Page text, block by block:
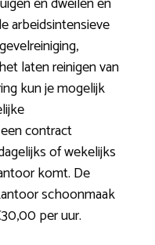
arbeidsintensieve
laten reinigen van
kun je mogelijk
contract
of wekelijks
komt. De
schoonmaak
per uur.